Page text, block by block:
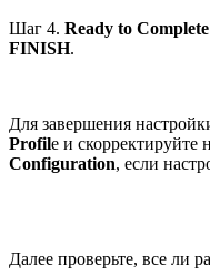
Шаг 4. Ready to Complete
FINISH.
Для завершения
Profile и скорректируйте
Configuration, если
Далее проверьте, все ли